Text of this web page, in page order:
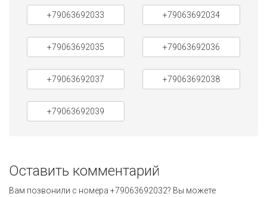
+79063692033 +79063692034
+79063692035 +79063692036
+79063692037 +79063692038
+79063692039
Оставить комментарий
Вам позвонили с номера +79063692032? Вы можете